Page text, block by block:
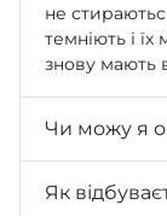
не
темніють і
знову мають
Чи можу я
Як